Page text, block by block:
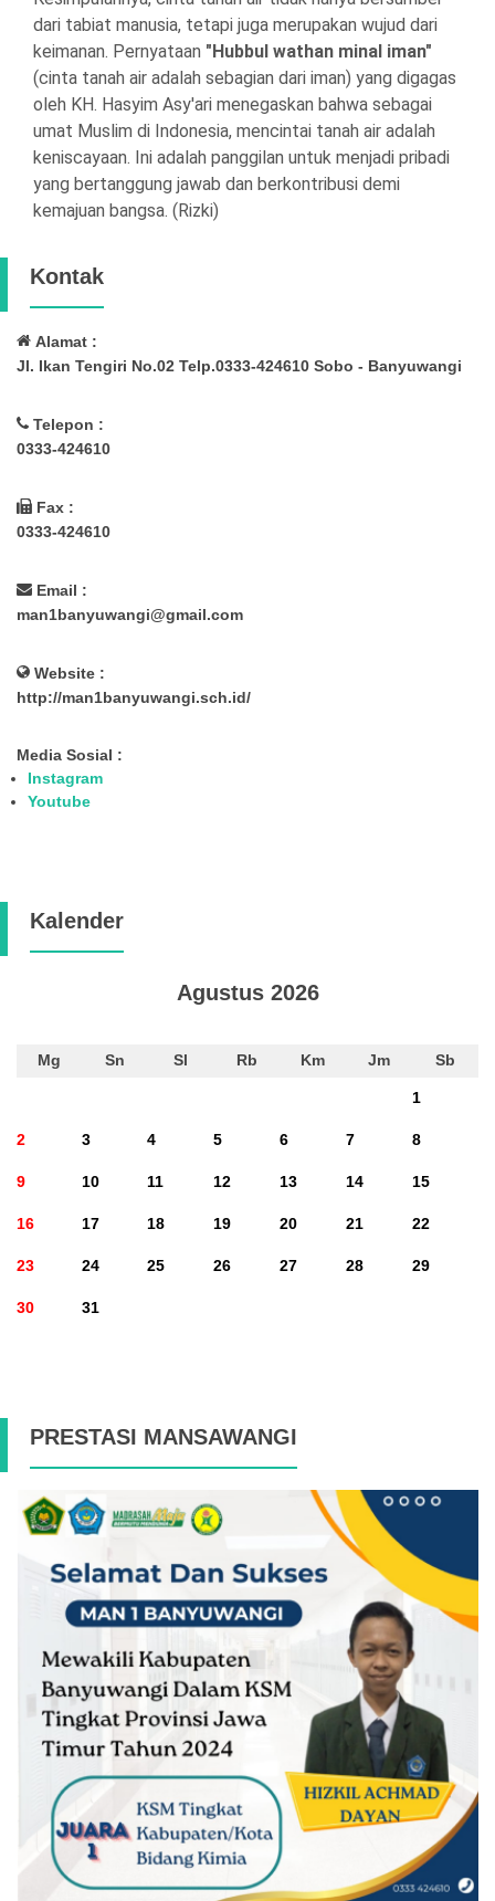
dari tabiat manusia, tetapi juga merupakan wujud dari
keimanan. Pernyataan "Hubbul wathan minal iman"
(cinta tanah air adalah sebagian dari iman) yang digagas
oleh KH. Hasyim Asy'ari menegaskan bahwa sebagai
umat Muslim di Indonesia, mencintai tanah air adalah
keniscayaan. Ini adalah panggilan untuk menjadi pribadi
yang bertanggung jawab dan berkontribusi demi
kemajuan bangsa. (Rizki)
Kontak
Alamat :
Jl. Ikan Tengiri No.02 Telp.0333-424610 Sobo - Banyuwangi
Telepon :
0333-424610
Fax :
0333-424610
Email :
man1banyuwangi@gmail.com
Website :
http://man1banyuwangi.sch.id/
Media Sosial :
Instagram
Youtube
Kalender
Agustus 2026
Mg Sn Sl Rb Km Jm Sb
1
2 3 4 5 6 7 8
9 10 11 12 13 14 15
16 17 18 19 20 21 22
23 24 25 26 27 28 29
30 31
PRESTASI MANSAWANGI